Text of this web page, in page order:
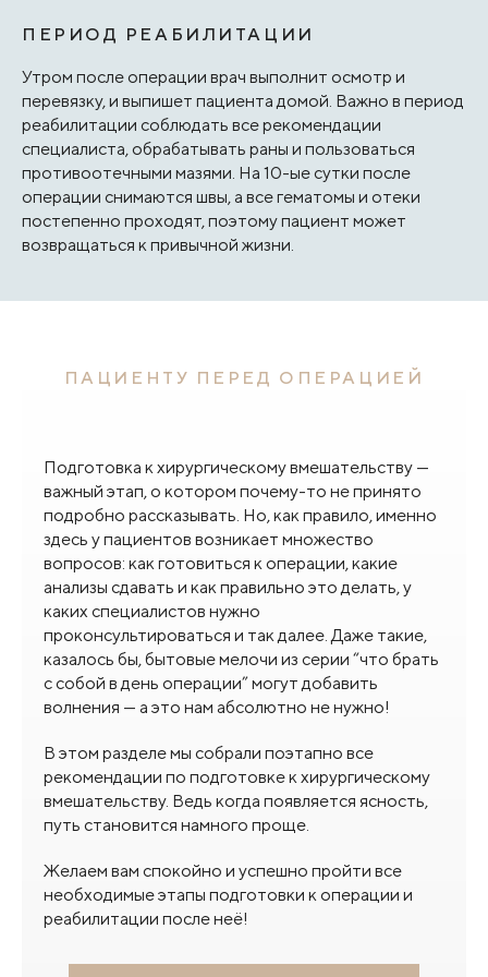
ПЕРИОД РЕАБИЛИТАЦИИ
Утром после операции врач выполнит осмотр и
перевязку, и выпишет пациента домой. Важно в период
реабилитации соблюдать все рекомендации
специалиста, обрабатывать раны и пользоваться
противоотечными мазями. На 10-ые сутки после
операции снимаются швы, а все гематомы и отеки
постепенно проходят, поэтому пациент может
возвращаться к привычной жизни.
ПАЦИЕНТУ ПЕРЕД ОПЕРАЦИЕЙ
Подготовка к хирургическому вмешательству —
важный этап, о котором почему-то не принято
подробно рассказывать. Но, как правило, именно
здесь у пациентов возникает множество
вопросов: как готовиться к операции, какие
анализы сдавать и как правильно это делать, у
каких специалистов нужно
проконсультироваться и так далее. Даже такие,
казалось бы, бытовые мелочи из серии “что брать
с собой в день операции” могут добавить
волнения — а это нам абсолютно не нужно!
В этом разделе мы собрали поэтапно все
рекомендации по подготовке к хирургическому
вмешательству. Ведь когда появляется ясность,
путь становится намного проще.
Желаем вам спокойно и успешно пройти все
необходимые этапы подготовки к операции и
реабилитации после неё!